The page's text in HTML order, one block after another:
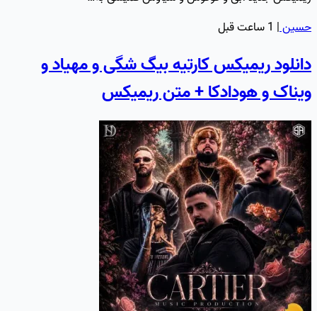
حسین| 1 ساعت قبل
دانلود ریمیکس کارتیه بیگ شگی و مهیاد و
ویناک و هودادکا + متن ریمیکس